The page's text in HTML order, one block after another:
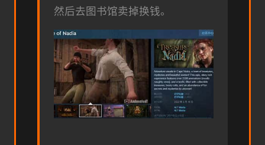
然后去图书馆卖掉换钱。